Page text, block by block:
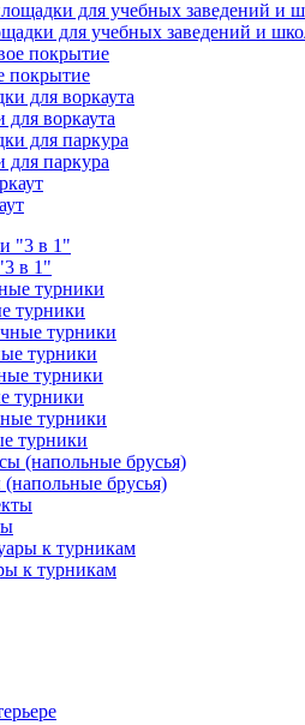
для учебных заведений и
покрытие
воркаута
паркура
в 1"
турники
турники
турники
турники
брусья)
к турникам